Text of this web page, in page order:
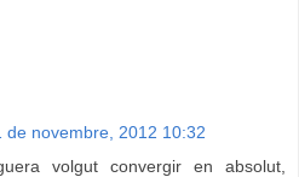
de novembre, 2012 10:32
volgut convergir en absolut,